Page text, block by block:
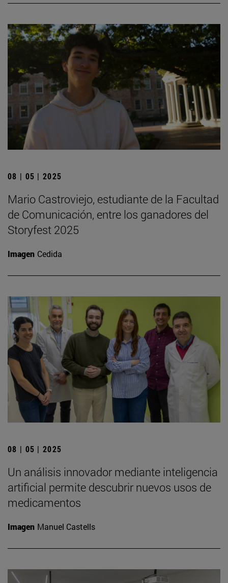
08 | 05 | 2025
Mario Castroviejo, estudiante de la Facultad
de Comunicación, entre los ganadores del
Storyfest 2025
Imagen Cedida
08 | 05 | 2025
Un análisis innovador mediante inteligencia
artificial permite descubrir nuevos usos de
medicamentos
Imagen Manuel Castells